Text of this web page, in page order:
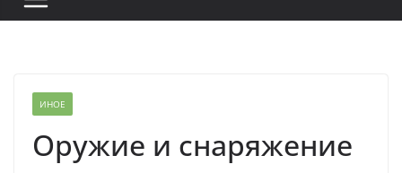
ИНОЕ
Оружие и снаряжение